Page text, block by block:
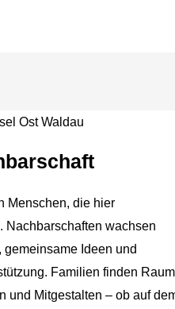
Menschen, die hier
Nachbarschaften wachsen
Ideen und
Familien finden Raum
und Mitgestalten – ob auf